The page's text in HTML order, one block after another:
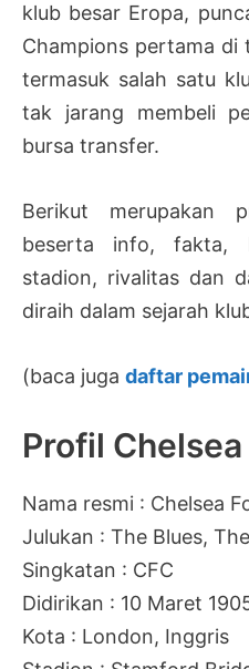
klub besar Eropa,
Champions pertama di
termasuk salah satu
tak jarang membeli
bursa transfer.
Berikut merupakan
beserta info, fakta,
stadion, rivalitas dan
diraih dalam sejarah
(baca juga daftar
Profil Chelsea
Nama resmi : Chelsea
Julukan : The Blues,
Singkatan : CFC
Didirikan : 10 Maret
Kota : London, Inggris